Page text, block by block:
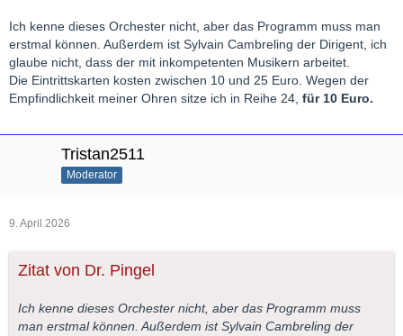
Ich kenne dieses Orchester nicht, aber das Programm muss man
erstmal können. Außerdem ist Sylvain Cambreling der Dirigent, ich
glaube nicht, dass der mit inkompetenten Musikern arbeitet.
Die Eintrittskarten kosten zwischen 10 und 25 Euro. Wegen der
Empfindlichkeit meiner Ohren sitze ich in Reihe 24, für 10 Euro.
Tristan2511
Moderator
9. April 2026
Zitat von Dr. Pingel
Ich kenne dieses Orchester nicht, aber das Programm muss
man erstmal können. Außerdem ist Sylvain Cambreling der